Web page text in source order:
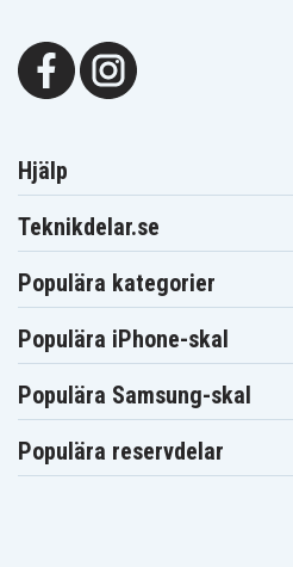
Hjälp
Teknikdelar.se
Populära kategorier
Populära iPhone-skal
Populära Samsung-skal
Populära reservdelar